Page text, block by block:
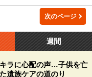
次のページ
週間
ラに心配の声…子供を亡
遺族ケアの道のり